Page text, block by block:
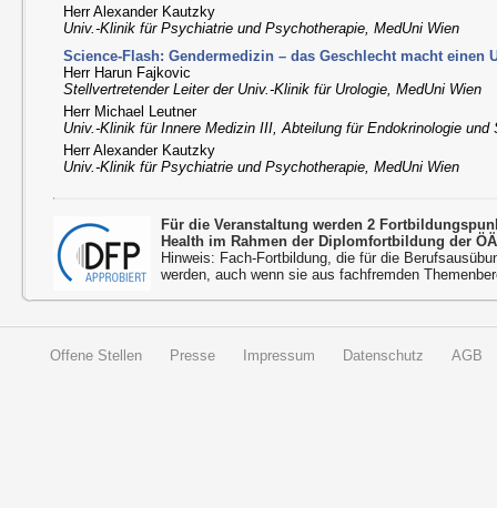
Herr Alexander Kautzky
Univ.-Klinik für Psychiatrie und Psychotherapie, MedUni Wien
Science-Flash: Gendermedizin – das Geschlecht macht einen
Herr Harun Fajkovic
Stellvertretender Leiter der Univ.-Klinik für Urologie, MedUni Wien
Herr Michael Leutner
Univ.-Klinik für Innere Medizin III, Abteilung für Endokrinologie
Herr Alexander Kautzky
Univ.-Klinik für Psychiatrie und Psychotherapie, MedUni Wien
Für die Veranstaltung werden 2
Health im Rahmen der Diplomfortbildung der
Hinweis: Fach-Fortbildung, die für die
werden, auch wenn sie aus fachfremden
Offene Stellen Presse Impressum Datenschutz AGB